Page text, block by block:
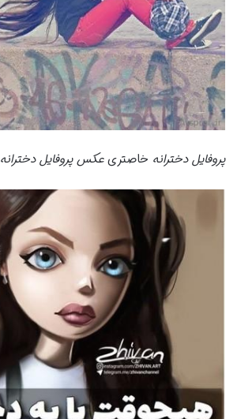
پروفایل دخترانه خاصتریعکس پروفایل دخترانه